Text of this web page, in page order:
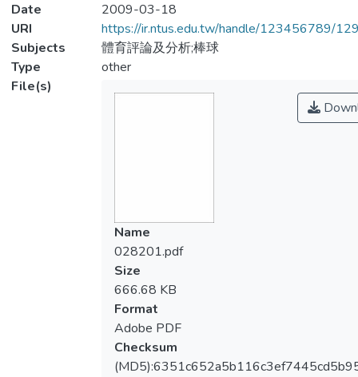
Date
2009-03-18
URI
https://ir.ntus.edu.tw/handle/123456789/
Subjects
體育評論及分析;棒球
Type
other
File(s)
Name
028201.pdf
Size
666.68 KB
Format
Adobe PDF
Checksum